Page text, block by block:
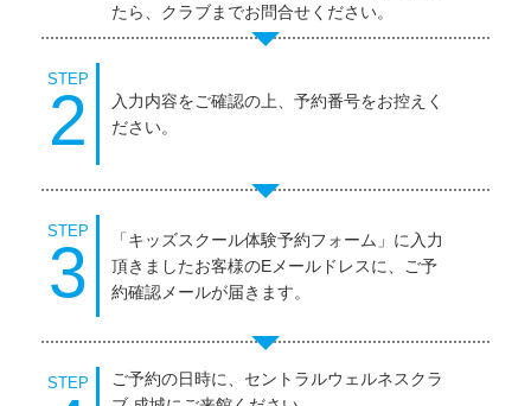
たら、クラブまでお問合せください。
STEP
2
入力内容をご確認の上、予約番号をお控えく
ださい。
STEP
3
「キッズスクール体験予約フォーム」に入力
頂きましたお客様のEメールドレスに、ご予
約確認メールが届きます。
STEP
ご予約の日時に、セントラルウェルネスクラ